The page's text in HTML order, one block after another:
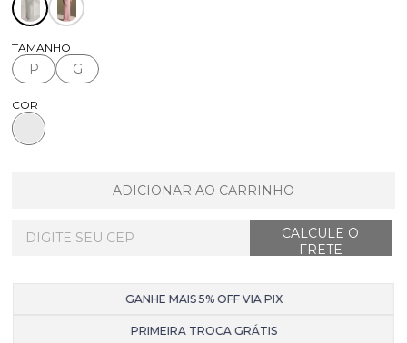
TAMANHO
P G
COR
ADICIONAR AO CARRINHO
GANHE MAIS 5% OFF VIA PIX
PRIMEIRA TROCA GRÁTIS